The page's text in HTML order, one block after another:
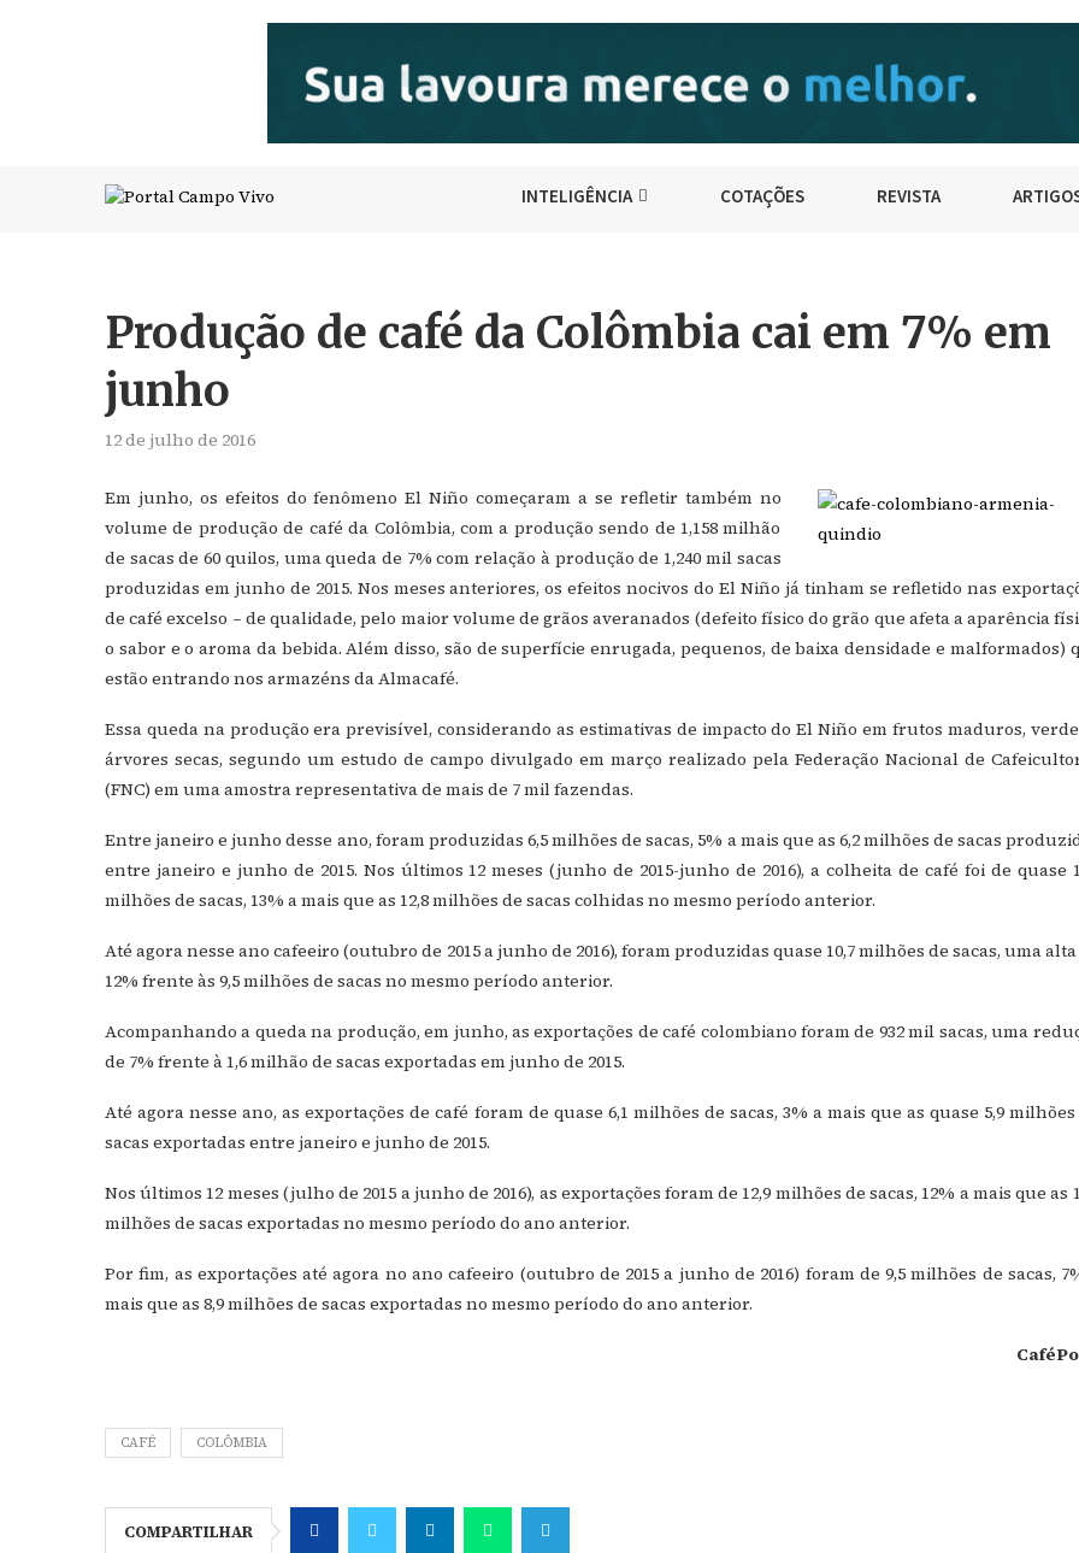
INTELIGÊNCIA COTAÇÕES REVISTA
Produção de café da Colômbia cai em 7% em
junho
12 de julho de 2016
Em junho, os efeitos do fenômeno El Niño começaram a se refletir também no
volume de produção de café da Colômbia, com a produção sendo de 1,158 milhão
de sacas de 60 quilos, uma queda de 7% com relação à produção de 1,240 mil sacas
produzidas em junho de 2015. Nos meses anteriores, os efeitos nocivos do El Niño já tinham se refletido nas
de café excelso – de qualidade, pelo maior volume de grãos averanados (defeito físico do grão que afeta a aparência
o sabor e o aroma da bebida. Além disso, são de superfície enrugada, pequenos, de baixa densidade e malformados)
estão entrando nos armazéns da Almacafé.
Essa queda na produção era previsível, considerando as estimativas de impacto do El Niño em frutos maduros,
árvores secas, segundo um estudo de campo divulgado em março realizado pela Federação Nacional de
(FNC) em uma amostra representativa de mais de 7 mil fazendas.
Entre janeiro e junho desse ano, foram produzidas 6,5 milhões de sacas, 5% a mais que as 6,2 milhões de sacas
entre janeiro e junho de 2015. Nos últimos 12 meses (junho de 2015-junho de 2016), a colheita de café foi de quase
milhões de sacas, 13% a mais que as 12,8 milhões de sacas colhidas no mesmo período anterior.
Até agora nesse ano cafeeiro (outubro de 2015 a junho de 2016), foram produzidas quase 10,7 milhões de sacas, uma
12% frente às 9,5 milhões de sacas no mesmo período anterior.
Acompanhando a queda na produção, em junho, as exportações de café colombiano foram de 932 mil sacas, uma
de 7% frente à 1,6 milhão de sacas exportadas em junho de 2015.
Até agora nesse ano, as exportações de café foram de quase 6,1 milhões de sacas, 3% a mais que as quase 5,9
sacas exportadas entre janeiro e junho de 2015.
Nos últimos 12 meses (julho de 2015 a junho de 2016), as exportações foram de 12,9 milhões de sacas, 12% a mais que as
milhões de sacas exportadas no mesmo período do ano anterior.
Por fim, as exportações até agora no ano cafeeiro (outubro de 2015 a junho de 2016) foram de 9,5 milhões de sacas,
mais que as 8,9 milhões de sacas exportadas no mesmo período do ano anterior.
CAFÉ COLÔMBIA
COMPARTILHAR